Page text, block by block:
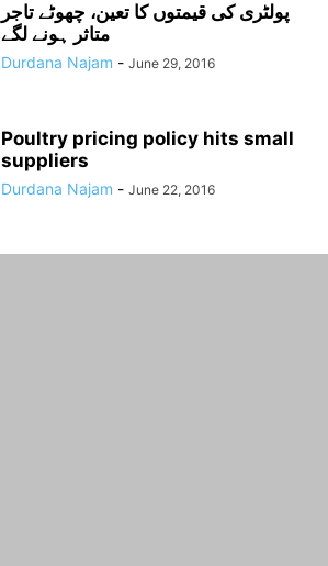
پولٹری کی قیمتوں کا تعین، چھوٹے تاجر
متاثر ہونے لگے
Durdana Najam - June 29, 2016
Poultry pricing policy hits small
suppliers
Durdana Najam - June 22, 2016